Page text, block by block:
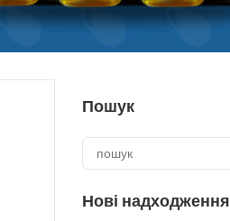
Пошук
Нові надходження